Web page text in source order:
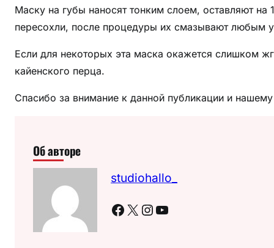
Маску на губы наносят тонким слоем, оставляют
пересохли, после процедуры их смазывают
Если для некоторых эта маска окажется слишком
кайенского перца.
Спасибо за внимание к данной публикации и
Об авторе
studiohallo_
Facebook X Instagram YouTube